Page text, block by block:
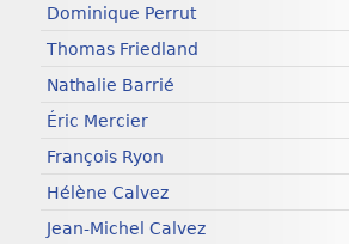
Dominique Perrut
Thomas Friedland
Nathalie Barrié
Éric Mercier
François Ryon
Hélène Calvez
Jean-Michel Calvez